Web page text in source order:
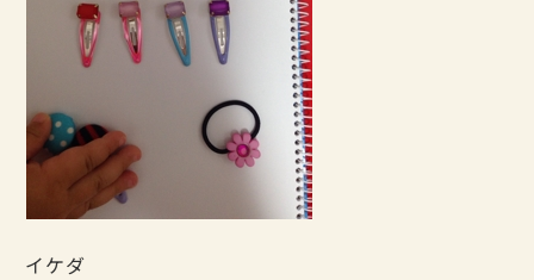
イケダ